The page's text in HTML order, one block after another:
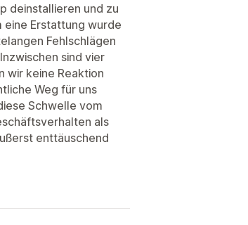
deinstallieren und zu
eine Erstattung wurde
Fehlschlägen
sind vier
wir keine Reaktion
Weg für uns
Schwelle vom
als
enttäuschend